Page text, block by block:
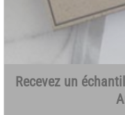
Recevez un